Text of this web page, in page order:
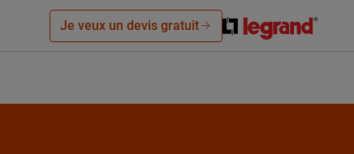
Je veux un devis gratuit